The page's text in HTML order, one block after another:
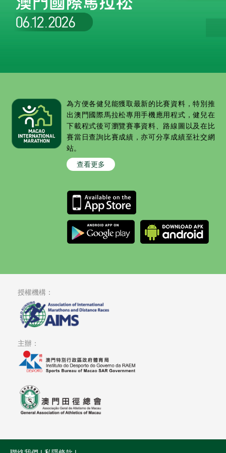
為方便各健兒能獲取最新的比賽資料，特別推
出澳門國際馬拉松專用手機應用程式，健兒在
下載程式後可瀏覽賽事資料、路線圖以及在比
賽當日查詢比賽成績，亦可分享成績至社交網
站。
查看更多
授權機構：
主辦：